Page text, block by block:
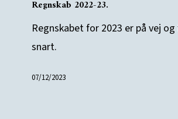
Regnskab 2022-23.
Regnskabet for 2023 er på vej
snart.
07/12/2023